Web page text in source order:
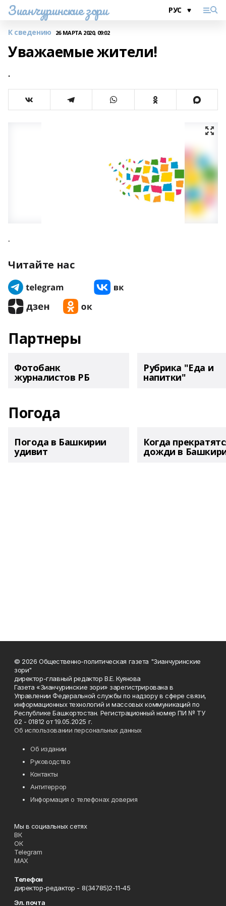
Зианчуринские зори
К сведению 26 МАРТА 2020, 09:02
Уважаемые жители!
.
.
Читайте нас
Партнеры
Фотобанк
журналистов РБ
Рубрика "Еда и
напитки"
Погода
Погода в Башкирии
удивит
Когда
дожди в
© 2026 Общественно-политическая газета "Зианчуринские
зори"
директор-главный редактор В.Е. Куянова
Газета «Зианчуринские зори» зарегистрирована в
Управлении Федеральной службы по надзору в сфере связи,
информационных технологий и массовых коммуникаций по
Республике Башкортостан. Регистрационный номер ПИ № ТУ
02 - 01812 от 19.05.2025 г.
Об использовании персональных данных
Об издании
Руководство
Контакты
Антитеррор
Информация о телефонах доверия
Мы в социальных сетях
ВК
ОК
Telegram
MAX
Телефон
директор-редактор - 8(34785)2-11-45
Эл. почта